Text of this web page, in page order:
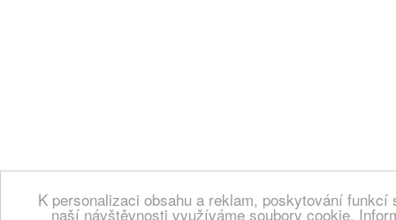
K personalizaci obsahu a reklam, poskytování
naší návštěvnosti využíváme soubory cookie.